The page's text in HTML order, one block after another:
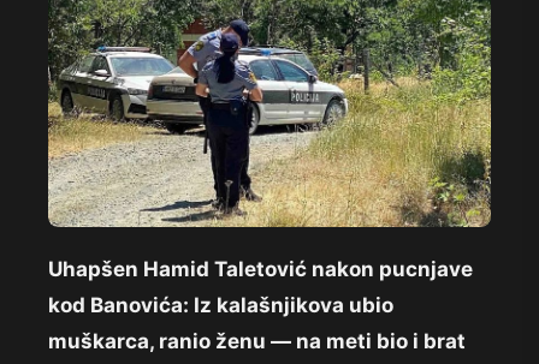
Uhapšen Hamid Taletović nakon pucnjave
kod Banovića: Iz kalašnjikova ubio
muškarca, ranio ženu — na meti bio i brat